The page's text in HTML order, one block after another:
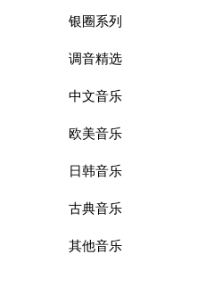
银圈系列
调音精选
中文音乐
欧美音乐
日韩音乐
古典音乐
其他音乐